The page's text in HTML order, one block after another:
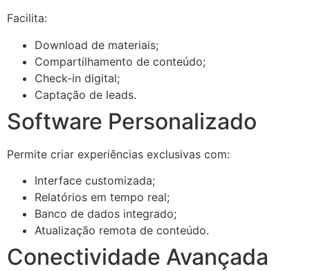
Facilita:
Download de materiais;
Compartilhamento de conteúdo;
Check-in digital;
Captação de leads.
Software Personalizado
Permite criar experiências exclusivas com:
Interface customizada;
Relatórios em tempo real;
Banco de dados integrado;
Atualização remota de conteúdo.
Conectividade Avançada